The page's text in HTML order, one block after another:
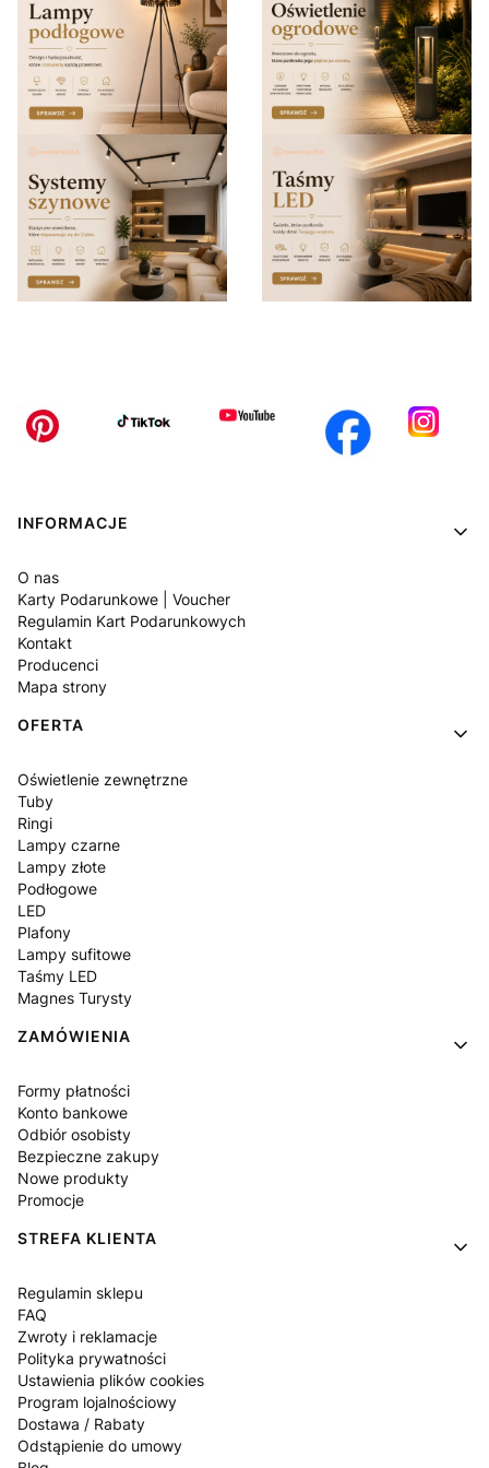
Linki w stopce
INFORMACJE
O nas
Karty Podarunkowe | Voucher
Regulamin Kart Podarunkowych
Kontakt
Producenci
Mapa strony
OFERTA
Oświetlenie zewnętrzne
Tuby
Ringi
Lampy czarne
Lampy złote
Podłogowe
LED
Plafony
Lampy sufitowe
Taśmy LED
Magnes Turysty
ZAMÓWIENIA
Formy płatności
Konto bankowe
Odbiór osobisty
Bezpieczne zakupy
Nowe produkty
Promocje
STREFA KLIENTA
Regulamin sklepu
FAQ
Zwroty i reklamacje
Polityka prywatności
Ustawienia plików cookies
Program lojalnościowy
Dostawa / Rabaty
Odstąpienie do umowy